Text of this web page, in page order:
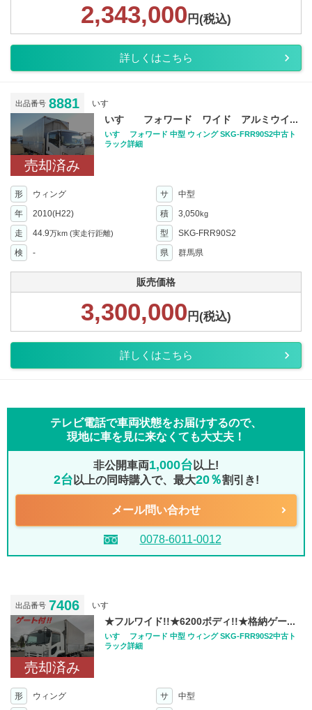
2,343,000 円(税込)
詳しくはこちら
出品番号 8881 いすゞ
売却済み
いすゞ フォワード ワイド アルミウイ...
いすゞ フォワード 中型 ウィング SKG-FRR90S2中古ト
ラック詳細
形 ウィング サ
中型
年
2010(H22) 積 3,050kg
走 44.9万km (実走行距離) 型
SKG-FRR90S2
検
- 県 群馬県
販売価格
3,300,000 円(税込)
詳しくはこちら
テレビ電話で車両状態をお届けするので、
現地に車を見に来なくても大丈夫！
非公開車両1,000台 以上!
2台 以上の同時購入で、最大20％割引き!
メール問い合わせ
0078-6011-0012
出品番号 7406 いすゞ
売却済み
★フルワイド!!★6200ボディ!!★格納ゲー...
いすゞ フォワード 中型 ウィング SKG-FRR90S2中古ト
ラック詳細
形 ウィング サ
中型